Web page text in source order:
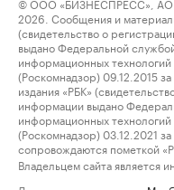
2026. Сообщения и
(свидетельство о
выдано Федеральной
информационных
(Роскомнадзор) 09.12.2015
издания «РБК»
информации выдано
информационных
(Роскомнадзор) 03.12.2021
сопровождаются пометкой
Владельцем сайта является